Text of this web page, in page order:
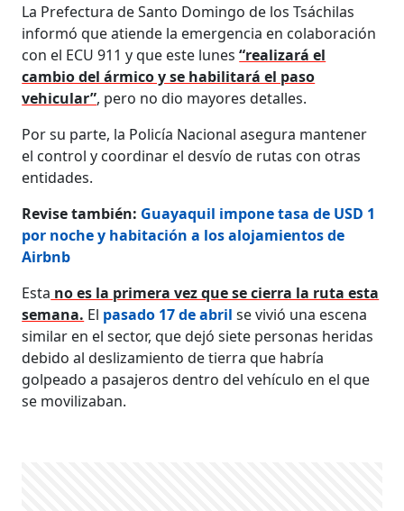
La Prefectura de Santo Domingo de los Tsáchilas
informó que atiende la emergencia en colaboración
con el ECU 911 y que este lunes“realizará el
cambio del ármico y se habilitará el paso
vehicular”, pero no dio mayores detalles.
Por su parte, la Policía Nacional asegura mantener
el control y coordinar el desvío de rutas con otras
entidades.
Revise también: Guayaquil impone tasa de USD 1
por noche y habitación a los alojamientos de
Airbnb
Esta no es la primera vez que se cierra la ruta esta
semana. El pasado 17 de abril se vivió una escena
similar en el sector, que dejó siete personas heridas
debido al deslizamiento de tierra que habría
golpeado a pasajeros dentro del vehículo en el que
se movilizaban.